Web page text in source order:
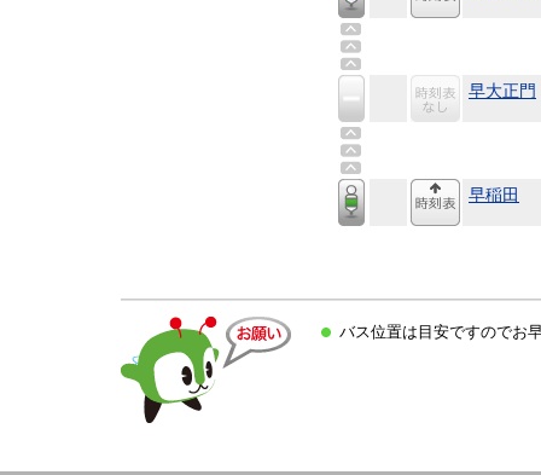
早大正門
早稲田
バス位置は目安ですのでお